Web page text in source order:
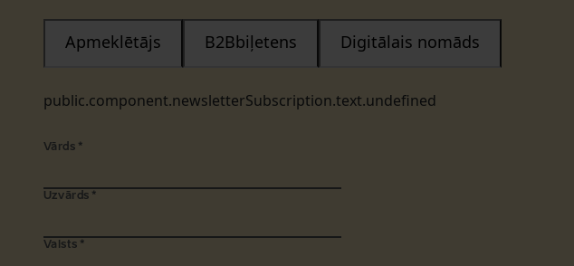
public.component.newsletterSubscription.text.undefined
Apmeklētājs B2Bbiļetens Digitālais nomāds
Vārds *
Uzvārds *
Valsts *